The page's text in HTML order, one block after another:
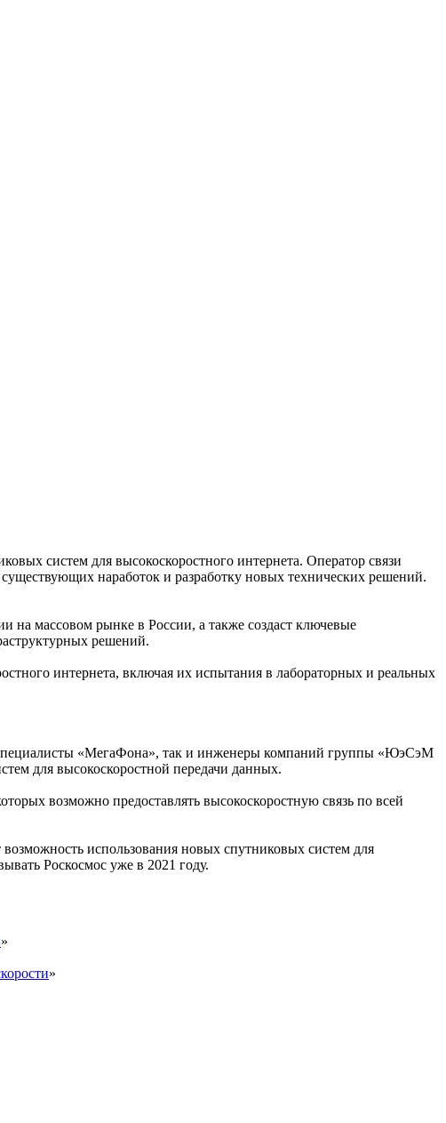
систем для высокоскоростного интернета. Оператор связи
наработок и разработку новых технических решений.
на массовом рынке в России, а также создаст ключевые
решений.
интернета, включая их испытания в лабораторных и реальных
специалисты «МегаФона», так и инженеры компаний группы «ЮэСэМ
для высокоскоростной передачи данных.
возможно предоставлять высокоскоростную связь по всей
использования новых спутниковых систем для
Роскосмос уже в 2021 году.
»
»